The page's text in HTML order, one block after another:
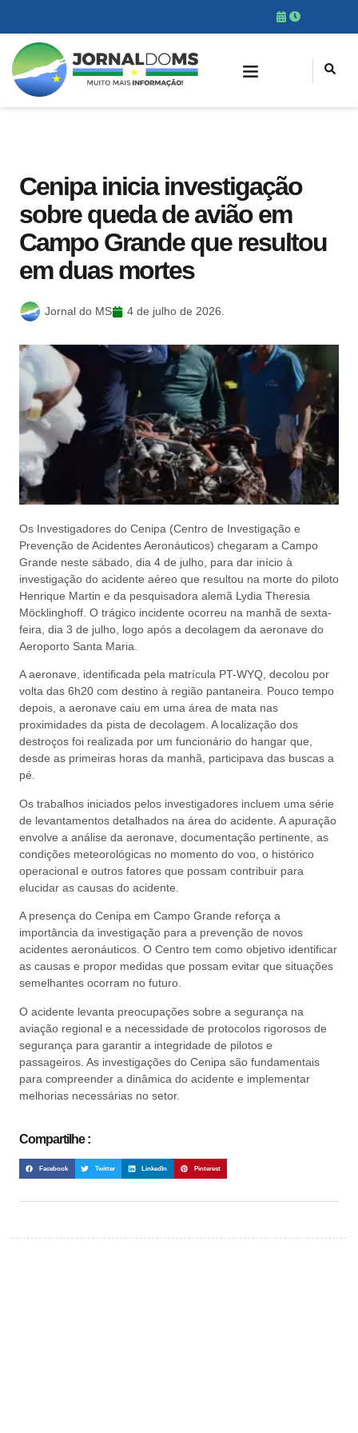
Cenipa inicia investigação
sobre queda de avião em
Campo Grande que resultou
em duas mortes
Jornal do MS 4 de julho de 2026.
Os Investigadores do Cenipa (Centro de Investigação e
Prevenção de Acidentes Aeronáuticos) chegaram a Campo
Grande neste sábado, dia 4 de julho, para dar início à
investigação do acidente aéreo que resultou na morte do piloto
Henrique Martin e da pesquisadora alemã Lydia Theresia
Möcklinghoff. O trágico incidente ocorreu na manhã de sexta-
feira, dia 3 de julho, logo após a decolagem da aeronave do
Aeroporto Santa Maria.
A aeronave, identificada pela matrícula PT-WYQ, decolou por
volta das 6h20 com destino à região pantaneira. Pouco tempo
depois, a aeronave caiu em uma área de mata nas
proximidades da pista de decolagem. A localização dos
destroços foi realizada por um funcionário do hangar que,
desde as primeiras horas da manhã, participava das buscas a
pé.
Os trabalhos iniciados pelos investigadores incluem uma série
de levantamentos detalhados na área do acidente. A apuração
envolve a análise da aeronave, documentação pertinente, as
condições meteorológicas no momento do voo, o histórico
operacional e outros fatores que possam contribuir para
elucidar as causas do acidente.
A presença do Cenipa em Campo Grande reforça a
importância da investigação para a prevenção de novos
acidentes aeronáuticos. O Centro tem como objetivo identificar
as causas e propor medidas que possam evitar que situações
semelhantes ocorram no futuro.
O acidente levanta preocupações sobre a segurança na
aviação regional e a necessidade de protocolos rigorosos de
segurança para garantir a integridade de pilotos e
passageiros. As investigações do Cenipa são fundamentais
para compreender a dinâmica do acidente e implementar
melhorias necessárias no setor.
Compartilhe :
Facebook Twitter LinkedIn Pinterest